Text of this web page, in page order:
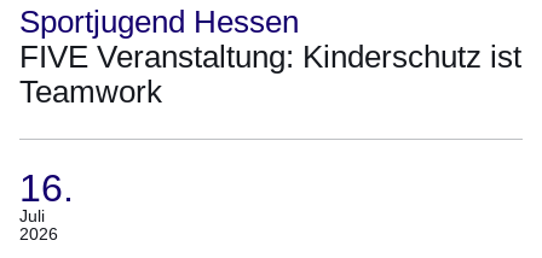
August
2026)
Sportjugend Hessen
FIVE Veranstaltung: Kinderschutz ist
Teamwork
16.
Juli
2026
(Termin:
16.